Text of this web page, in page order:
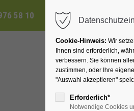
58 10
Ihr Heilbad
Cookie-Hinweis: Wir
Ihnen sind erforderlich,
verbessern. Sie können
zustimmen, oder Ihre
"Auswahl akzeptieren"
Erforderlich*
Notwendige Cookies